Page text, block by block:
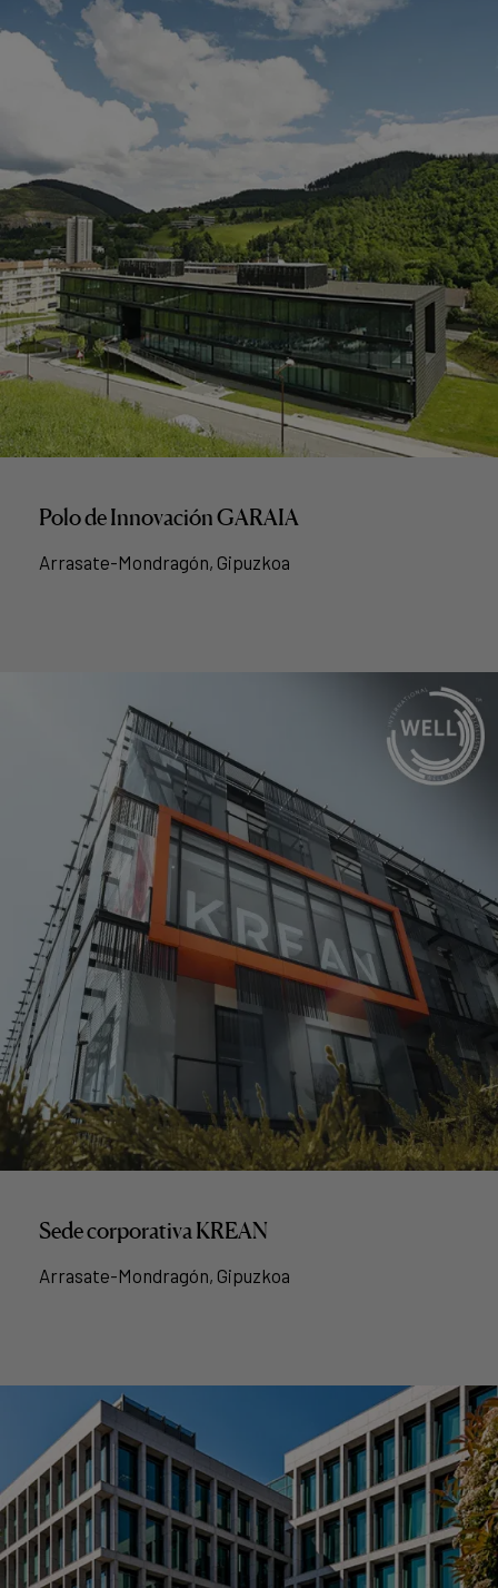
Polo de Innovación GARAIA
Arrasate-Mondragón, Gipuzkoa
Sede corporativa KREAN
Arrasate-Mondragón, Gipuzkoa